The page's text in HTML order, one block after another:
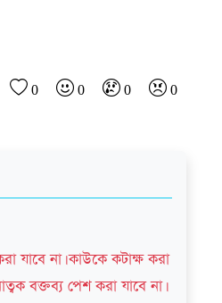
0 0 0 0
যাবে না। কাউকে কটাক্ষ করা
বক্তব্য পেশ করা যাবে না।